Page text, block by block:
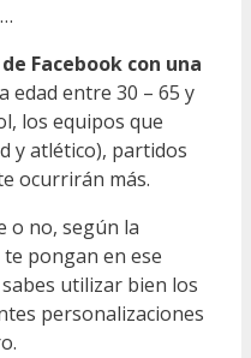
Facebook con una
edad entre 30 – 65 y
los equipos que
y atlético), partidos
ocurrirán más.
o no, según la
te pongan en ese
utilizar bien los
personalizaciones